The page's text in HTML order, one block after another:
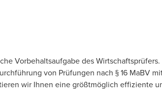
Vorbehaltsaufgabe des
von Prüfungen nach § 16 MaBV
wir Ihnen eine größtmöglich effiziente